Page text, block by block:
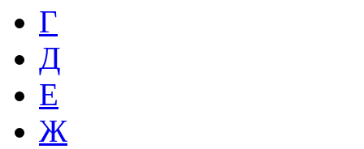
Г
Д
Е
Ж